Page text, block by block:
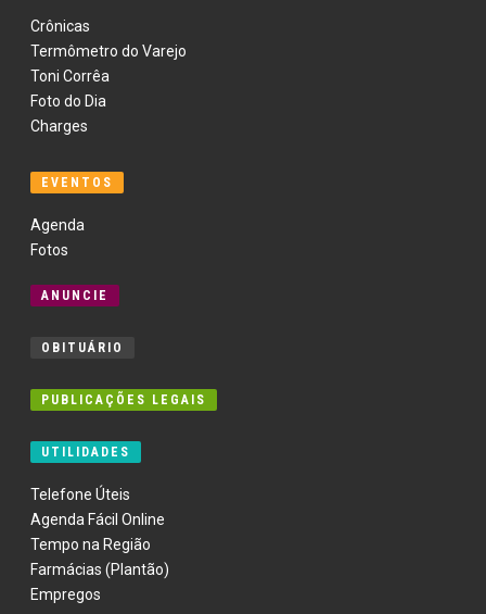
Crônicas
Termômetro do Varejo
Toni Corrêa
Foto do Dia
Charges
EVENTOS
Agenda
Fotos
ANUNCIE
OBITUÁRIO
PUBLICAÇÕES LEGAIS
UTILIDADES
Telefone Úteis
Agenda Fácil Online
Tempo na Região
Farmácias (Plantão)
Empregos